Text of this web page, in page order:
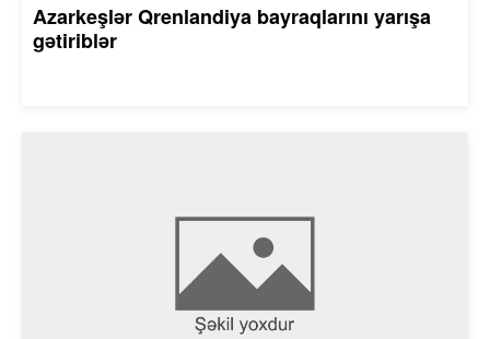
Azarkeşlər Qrenlandiya bayraqlarını yarışa
gətiriblər